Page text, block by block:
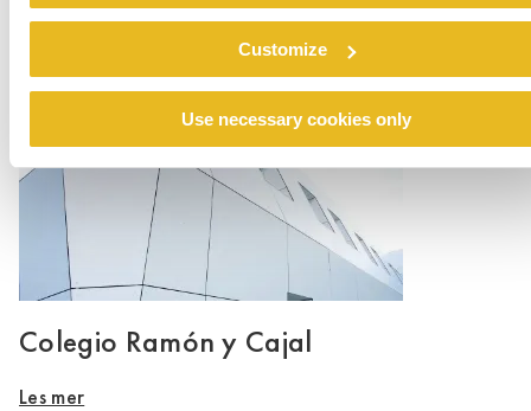
Customize
Use necessary cookies only
Colegio Ramón y Cajal
Les mer